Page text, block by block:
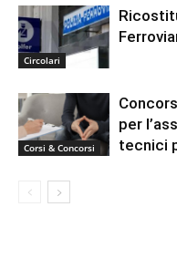
Circolari
Corsi & Concorsi
per
tecnici